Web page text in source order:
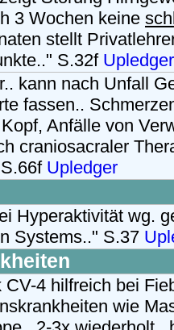
3 Wochen keine
stellt
S.32f Upledger
kann nach Unfall
fassen..
Anfälle von
craniosacraler
Upledger
Hyperaktivität wg.
Systems.." S.37
CV-4 hilfreich bei
wie